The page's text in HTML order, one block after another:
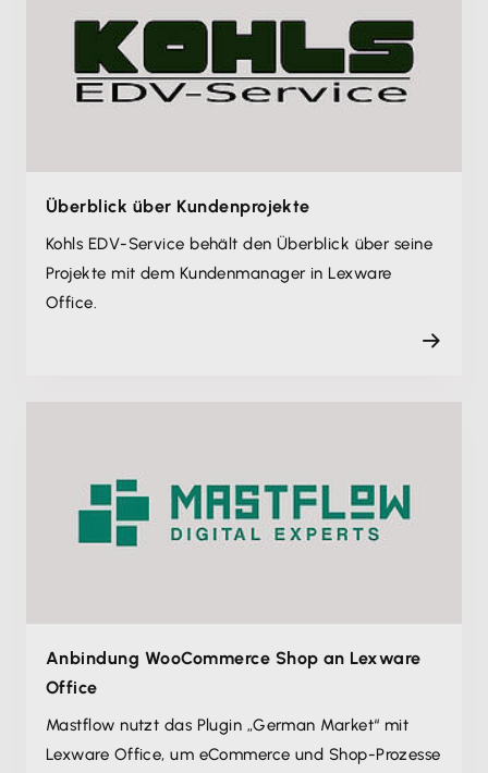
Überblick über Kundenprojekte
Kohls EDV-Service behält den Überblick über seine
Projekte mit dem Kundenmanager in Lexware
Office.
Anbindung WooCommerce Shop an Lexware
Office
Mastflow nutzt das Plugin „German Market“ mit
Lexware Office, um eCommerce und Shop-Prozesse